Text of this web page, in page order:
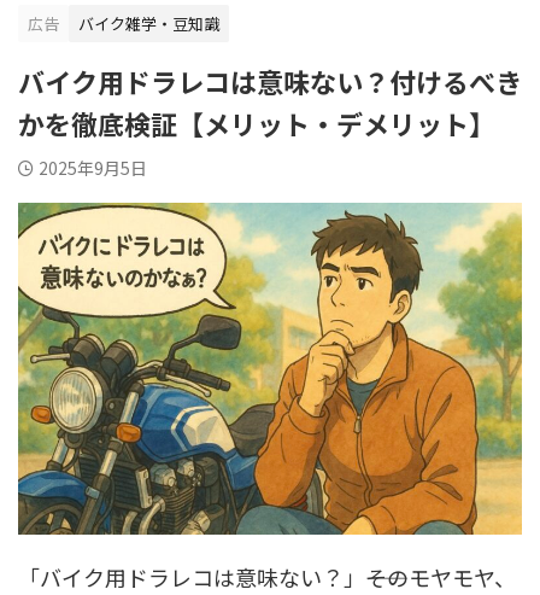
広告
バイク雑学・豆知識
バイク用ドラレコは意味ない？付けるべき
かを徹底検証【メリット・デメリット】
2025年9月5日
「バイク用ドラレコは意味ない？」――そのモヤモヤ、